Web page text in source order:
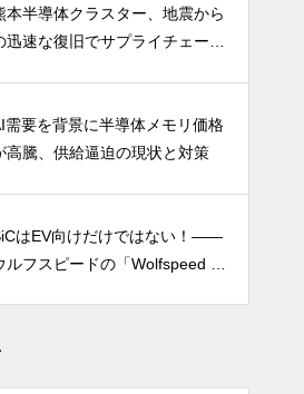
本半導体クラスター、地震から
迅速な復旧でサプライチェーン
需要を背景に半導体メモリ価格
高騰、供給逼迫の現状と対策
はEV向けだけではない！――
ルフスピードの「Wolfspeed G